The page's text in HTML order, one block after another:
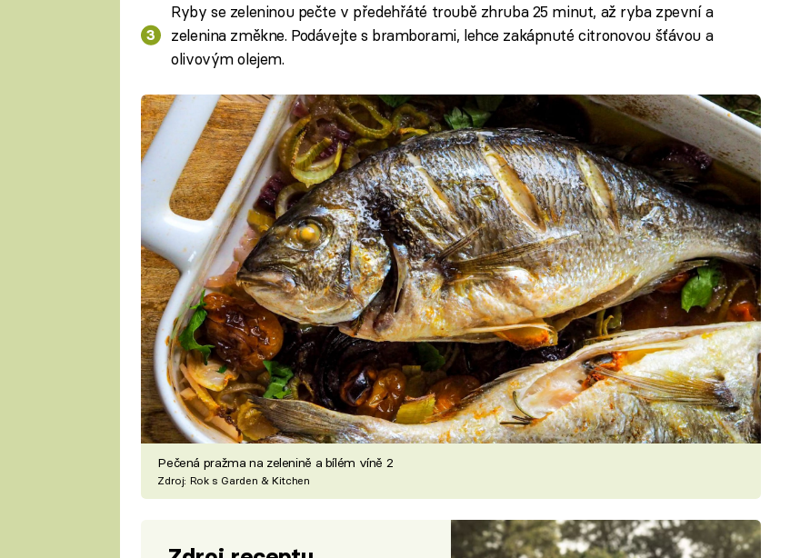
Ryby se zeleninou pečte v předehřáté troubě zhruba 25 minut, až ryba zpevní a
zelenina změkne. Podávejte s bramborami, lehce zakápnuté citronovou šťávou a
olivovým olejem.
Pečená pražma na zelenině a bílém víně 2
Zdroj: Rok s Garden & Kitchen